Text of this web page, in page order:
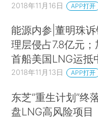
2018年11月16日 APP打开
能源内参|董明珠
理层侵占7.8亿元
首船美国LNG运抵
2018年11月13日 APP打开
东芝“重生计划”终
盘LNG高风险项目